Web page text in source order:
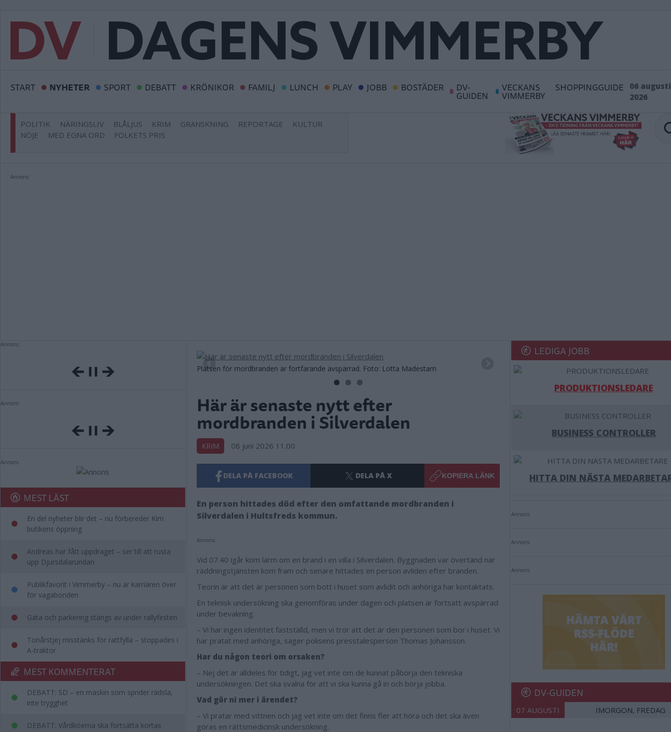
START NYHETER SPORT DEBATT KRÖNIKOR FAMILJ LUNCH PLAY JOBB BOSTÄDER DV-
GUIDEN
VECKANS
VIMMERBY
SHOPPINGGUIDE
06 augusti
2026
POLITIK NÄRINGSLIV BLÅLJUS KRIM GRANSKNING REPORTAGE
KULTUR
NÖJE
MED EGNA ORD FOLKETS PRIS
Annons:
Annons:
Annons:
Annons:
MEST LÄST
En del nyheter blir det – nu förbereder Kim
butikens öppning
Andreas har fått uppdraget – ser till att rusta
upp Djursdalarundan
Publikfavorit i Vimmerby – nu är karriären över
för vagabonden
Gata och parkering stängs av under rallyfesten
Tonårstjej misstänks för rattfylla – stoppades i
A-traktor
MEST KOMMENTERAT
DEBATT: SD – en maskin som sprider rädsla,
inte trygghet
DEBATT: Vårdköerna ska fortsätta kortas
Platsen för mordbranden är fortfarande avspärrad. Foto: Lotta Madestam
Här är senaste nytt efter
mordbranden i Silverdalen
KRIM 08 juni 2026 11.00
DELA PÅ FACEBOOK DELA PÅ X KOPIERA LÄNK
En person hittades död efter den omfattande mordbranden i
Silverdalen i Hultsfreds kommun.
Annons:
Vid 07.40 igår kom larm om en brand i en villa i Silverdalen. Byggnaden var övertänd när
räddningstjänsten kom fram och senare hittades en person avliden efter branden.
Teorin är att det är personen som bott i huset som avlidit och anhöriga har kontaktats.
En teknisk undersökning ska genomföras under dagen och platsen är fortsatt avspärrad
under bevakning.
– Vi har ingen identitet fastställd, men vi tror att det är den personen som bor i huset. Vi
har pratat med anhöriga, säger polisens presstalesperson Thomas Johansson.
Har du någon teori om orsaken?
– Nej det är alldeles för tidigt, jag vet inte om de kunnat påbörja den tekniska
undersökningen. Det ska svalna för att vi ska kunna gå in och börja jobba.
Vad gör ni mer i ärendet?
– Vi pratar med vittnen och jag vet inte om det finns fler att höra och det ska även
göras en rättsmedicinsk undersökning.
LEDIGA JOBB
PRODUKTIONSLEDARE
BUSINESS CONTROLLER
HITTA DIN NÄSTA
Annons:
Annons:
Annons:
DV-GUIDEN
07 AUGUSTI IMORGON, FREDAG